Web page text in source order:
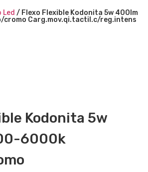
Led / Flexo Flexible Kodonita 5w 400lm
Carg.mov.qi.tactil.c/reg.intens
Kodonita 5w
6000k